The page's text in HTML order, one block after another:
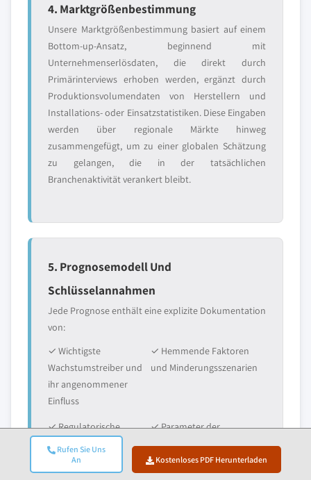
Rufen Sie Uns
An
Kostenloses PDF Herunterladen
4. Marktgrößenbestimmung
Unsere Marktgrößenbestimmung basiert auf einem
Bottom-up-Ansatz, beginnend mit
Unternehmenserlösdaten, die direkt durch
Primärinterviews erhoben werden, ergänzt durch
Produktionsvolumendaten von Herstellern und
Installations- oder Einsatzstatistiken. Diese Eingaben
werden über regionale Märkte hinweg
zusammengefügt, um zu einer globalen Schätzung
zu gelangen, die in der tatsächlichen
Branchenaktivität verankert bleibt.
5. Prognosemodell Und
Schlüsselannahmen
Jede Prognose enthält eine explizite Dokumentation
von:
✓ Wichtigste
Wachstumstreiber und
ihr angenommener
Einfluss
✓ Hemmende Faktoren
und Minderungsszenarien
✓ Regulatorische
Annahmen und das
Risiko von
Politikwechseln
✓ Parameter der
Technologieadoptionskurve